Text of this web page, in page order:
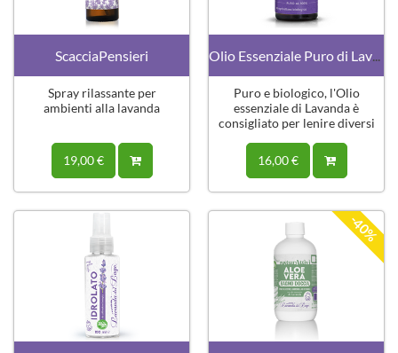
ScacciaPensieri
Spray rilassante per
ambienti alla lavanda
19,00 €
Olio Essenziale Puro di Lavanda
Puro e biologico, l'Olio
essenziale di Lavanda è
consigliato per lenire diversi
16,00 €
-40%